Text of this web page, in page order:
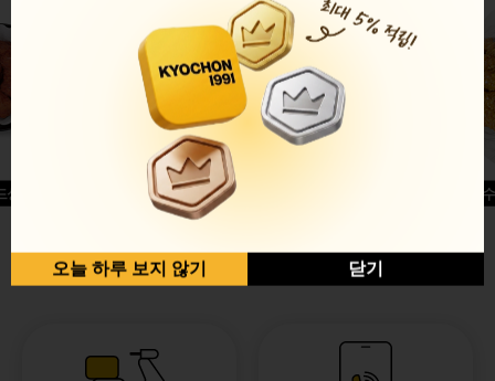
글윙
반반순살[레드+허니]
허니옥
오늘 하루 보지 않기 닫기